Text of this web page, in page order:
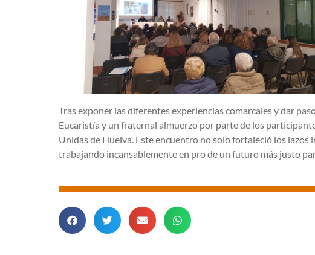
Tras exponer las diferentes experiencias comarcales y dar
Eucaristía y un fraternal almuerzo por parte de los
Unidas de Huelva. Este encuentro no solo fortaleció los
trabajando incansablemente en pro de un futuro más justo